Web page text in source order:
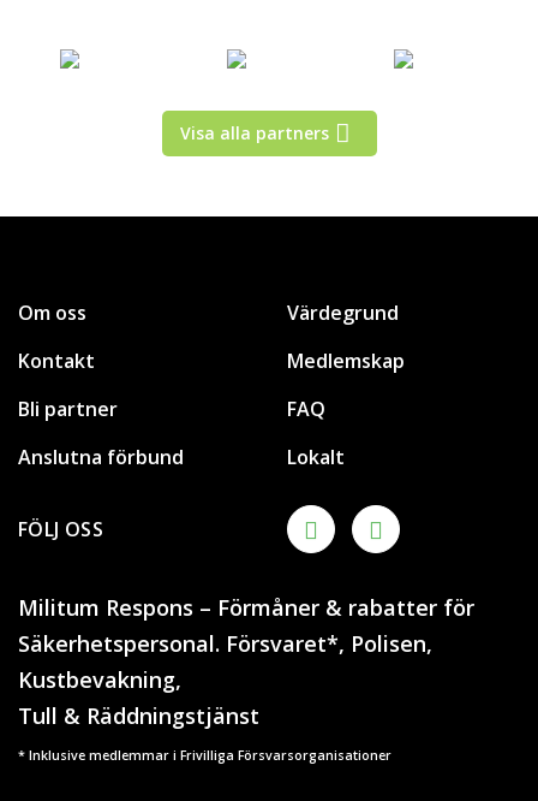
Visa alla partners
Om oss
Kontakt
Bli partner
Anslutna förbund
Värdegrund
Medlemskap
FAQ
Lokalt
FÖLJ OSS
Militum Respons – Förmåner & rabatter för
Säkerhetspersonal. Försvaret*, Polisen,
Kustbevakning,
Tull & Räddningstjänst
* Inklusive medlemmar i Frivilliga Försvarsorganisationer